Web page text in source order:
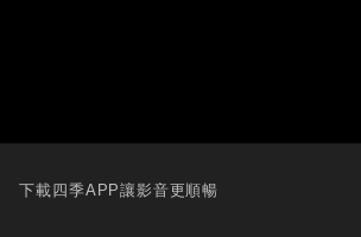
下載四季APP讓影音更順暢